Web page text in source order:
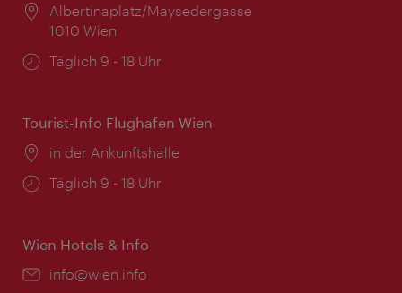
Ort:
Albertinaplatz/Maysedergasse
1010 Wien
Öffnungszeiten:
Täglich 9 - 18 Uhr
Tourist-Info Flughafen Wien
Ort:
in der Ankunftshalle
Öffnungszeiten:
Täglich 9 - 18 Uhr
Wien Hotels & Info
Email:
info@wien.info